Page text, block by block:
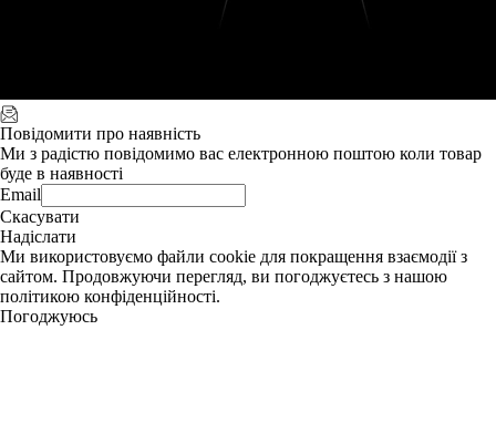
Повідомити про наявність
Ми з радістю повідомимо вас електронною поштою коли товар
буде в наявності
Email
Скасувати
Надіслати
Ми використовуємо файли cookie для покращення взаємодії з
сайтом. Продовжуючи перегляд, ви погоджуєтесь з нашою
політикою конфіденційності.
Погоджуюсь